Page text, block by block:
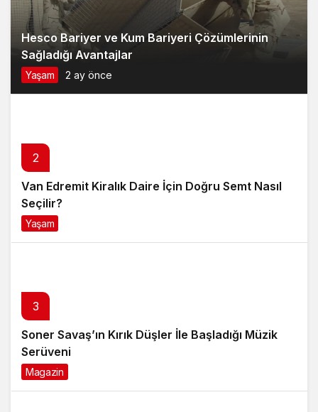
Hesco Bariyer ve Kum Bariyeri Çözümlerinin
Sağladığı Avantajlar
Yaşam 2 ay önce
2
Van Edremit Kiralık Daire İçin Doğru Semt Nasıl
Seçilir?
Yaşam
3
Soner Savaş’ın Kırık Düşler İle Başladığı Müzik
Serüveni
Magazin